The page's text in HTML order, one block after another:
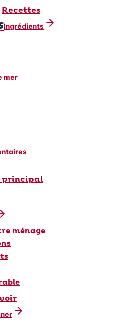
Recettes
Ingrédients
mer
principal
ménage